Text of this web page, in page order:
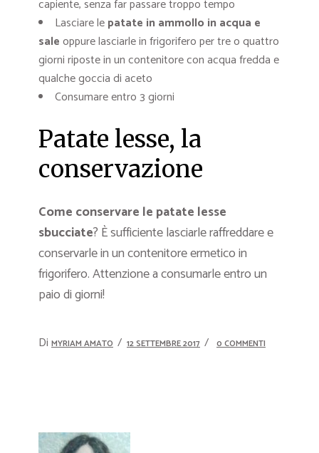
capiente, senza far passare troppo tempo
Lasciare lepatate in ammollo in acqua e
saleoppure lasciarle in frigorifero per tre o quattro
giorni riposte in un contenitore con acqua fredda e
qualche goccia di aceto
Consumare entro 3 giorni
Patate lesse, la
conservazione
Come conservare le patate lesse
sbucciate? È sufficiente lasciarle raffreddare e
conservarle in un contenitore ermetico in
frigorifero. Attenzione a consumarle entro un
paio di giorni!
Di MYRIAM AMATO 12 SETTEMBRE 2017 0 COMMENTI